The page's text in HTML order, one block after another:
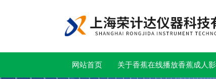
网站首页 关于香蕉在线播放香蕉成人